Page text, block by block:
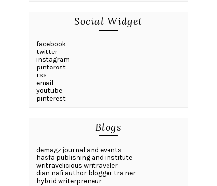
Social Widget
facebook
twitter
instagram
pinterest
rss
email
youtube
pinterest
Blogs
demagz journal and events
hasfa publishing and institute
writravelicious writraveler
dian nafi author blogger trainer
hybrid writerpreneur